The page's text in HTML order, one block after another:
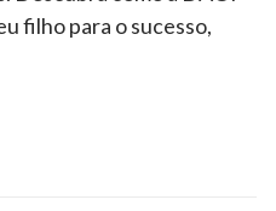
filho para o sucesso,